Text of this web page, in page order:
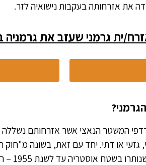
את אזרחותה בעקבות נישואיה לזר.
שעזב את גרמניה בין השנים
פוליטי, גזעי או דתי. יחד עם זאת, בשונה